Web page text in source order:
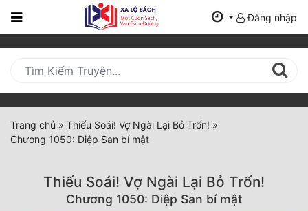
Trang
Mới
Cập
Nhật
(current)
Đăng nhập
Trang chủ » Thiếu Soái! Vợ Ngài Lại Bỏ Trốn! »
Chương 1050: Diệp San bí mật
Thiếu Soái! Vợ Ngài Lại Bỏ Trốn!
Chương 1050: Diệp San bí mật